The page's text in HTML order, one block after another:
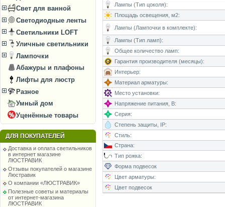
Свет для ванной
Светодиодные ленты
Светильники LOFT
Уличные светильники
Лампочки
Абажуры и плафоны
Лифты для люстр
Разное
Умный дом
Уценённые товары
ДЛЯ ПОКУПАТЕЛЕЙ
Доставка и оплата светильников
в интернет магазине
ЛЮСТРАВИК
Отзывы покупателей о магазине
Люстравик
О компании «ЛЮСТРАВИК»
Полезные советы и материалы
от интернет-магазина
ЛЮСТРАВИК
Лампы (Тип цоколя):
Площадь освещения, м2:
Лампы (Лампочки в комплекте):
Лампы (Тип ламп):
Общее количество ламп:
Гарантия производителя (месяцы):
Интерьер:
Материал арматуры:
Место установки:
Напряжение питания, В:
Серия:
Степень защиты, IP:
Стиль:
Страна:
Тип рожка:
Форма подвесок
Цвет арматуры:
Цвет подвесок